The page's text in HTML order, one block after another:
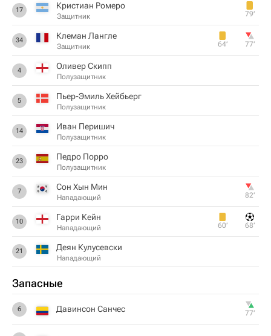
17 Кристиан Ромеро
Защитник 79‎’‎
34 Клеман Лангле
Защитник 64‎’‎ 77‎’‎
4 Оливер Скипп
Полузащитник
5 Пьер-Эмиль Хейбьерг
Полузащитник
14 Иван Перишич
Полузащитник
23 Педро Порро
Полузащитник
7 Сон Хын Мин
Нападающий 82‎’‎
10 Гарри Кейн
Нападающий 60‎’‎ 68‎’‎
21 Деян Кулусевски
Нападающий
Запасные
6 Давинсон Санчес 77‎’‎